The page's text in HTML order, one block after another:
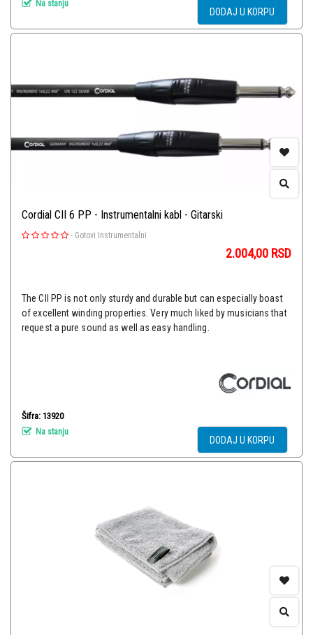
Na stanju
DODAJ U KORPU
Cordial CII 6 PP - Instrumentalni kabl - Gitarski
- Gotovi Instrumentalni
2.004,00 RSD
The CII PP is not only sturdy and durable but can especially boast
of excellent winding properties. Very much liked by musicians that
request a pure sound as well as easy handling.
Šifra: 13920
Na stanju
DODAJ U KORPU